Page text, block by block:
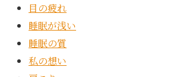
目の疲れ
睡眠が浅い
睡眠の質
私の想い